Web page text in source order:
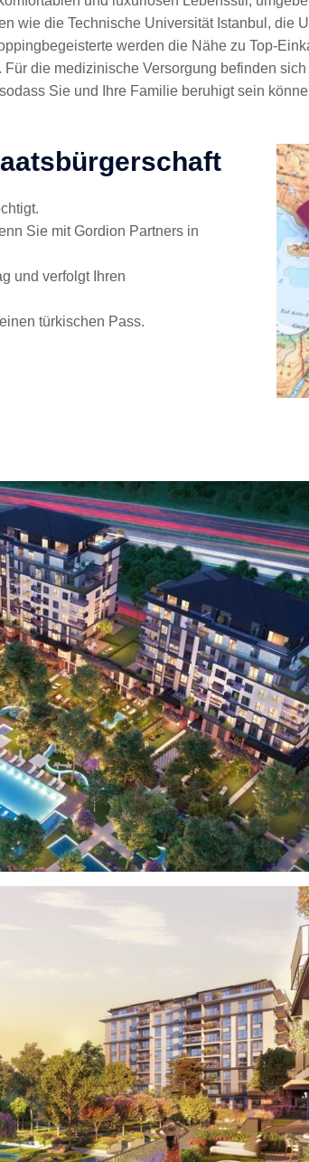
wie die Technische Universität Istanbul, die
werden die Nähe zu Top-
die medizinische Versorgung befinden
Sie und Ihre Familie beruhigt sein
Sie mit Gordion Partners in
und verfolgt Ihren
türkischen Pass.